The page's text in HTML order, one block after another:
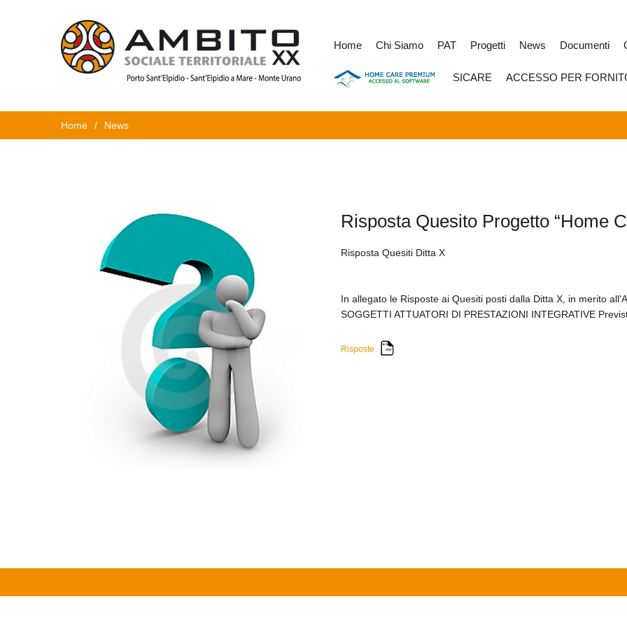
Home Chi Siamo PAT Progetti News Documenti
SICARE ACCESSO PER
Home / News
Risposta Quesito Progetto “Home
Risposta Quesiti Ditta X
In allegato le Risposte ai Quesiti posti dalla Ditta X, in merito
SOGGETTI ATTUATORI DI PRESTAZIONI INTEGRATIVE
Risposte